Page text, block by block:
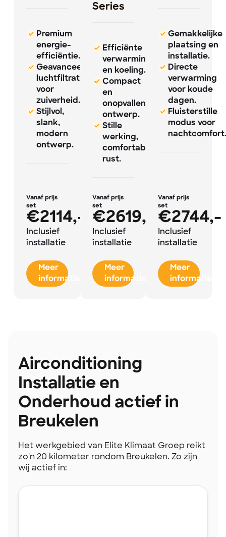
Premium
energie-
efficiëntie.
Geavanceerde
luchtfiltratie
voor
zuiverheid.
Stijlvol,
slank,
modern
ontwerp.
Vanaf prijs
set
€2114,-
Inclusief
installatie
Meer
informatie
Series
Efficiënte
verwarming
en koeling.
Compact
en
onopvallend
ontwerp.
Stille
werking,
comfortabele
rust.
Vanaf prijs
set
€2619,-
Inclusief
installatie
Meer
informatie
Gemakkelijke
plaatsing en
installatie.
Directe
verwarming
voor koude
dagen.
Fluisterstille
modus voor
Vanaf prijs
set
€2744,-
Inclusief
installatie
Meer
informatie
Airconditioning
Installatie en
Onderhoud actief in
Breukelen
Het werkgebied van Elite Klimaat Groep reikt
zo'n 20 kilometer rondom Breukelen. Zo zijn
wij actief in: